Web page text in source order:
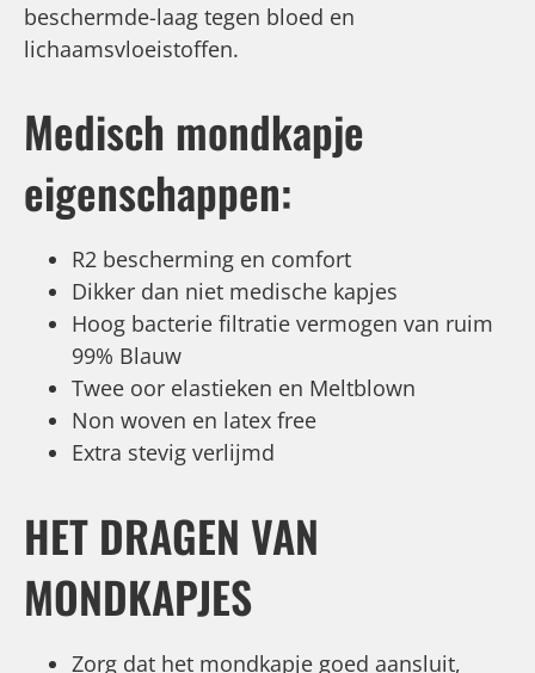
beschermde-laag tegen bloed en
lichaamsvloeistoffen.
Medisch mondkapje
eigenschappen:
R2 bescherming en comfort
Dikker dan niet medische kapjes
Hoog bacterie filtratie vermogen van ruim
99% Blauw
Twee oor elastieken en Meltblown
Non woven en latex free
Extra stevig verlijmd
HET DRAGEN VAN
MONDKAPJES
Zorg dat het mondkapje goed aansluit,